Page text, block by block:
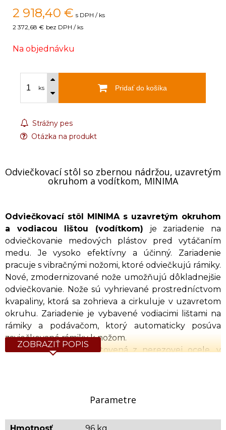
2 918,40 € s DPH / ks
2 372,68 € bez DPH / ks
Na objednávku
ks Pridať do košíka
Strážny pes
Otázka na produkt
Odviečkovací stôl so zbernou nádržou, uzavretým
okruhom a vodítkom, MINIMA
Odviečkovací stôl MINIMA s uzavretým okruhom
a vodiacou lištou (vodítkom) je zariadenie na
odviečkovanie medových plástov pred vytáčaním
medu. Je vysoko efektívny a účinný. Zariadenie
pracuje s vibračnými nožomi, ktoré odviečkujú rámiky.
Nové, zmodernizované nože umožňujú dôkladnejšie
odviečkovanie. Nože sú vyhrievané prostredníctvom
kvapaliny, ktorá sa zohrieva a cirkuluje v uzavretom
okruhu. Zariadenie je vybavené vodiacimi lištami na
rámiky a podávačom, ktorý automaticky posúva
zaviečkované rámiky k nožom.
Zberná nádrž je vyhotovená z nerezovej ocele, v
a sú na kolieskach, čo zjednodušuje presun
Uzavretý okruh pozostáva z nerezovej nádrže s
ZOBRAZIŤ POPIS
Parametre
Hmotnosť 96 kg